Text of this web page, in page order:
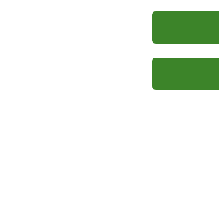
appuntamento con il Concerto di
condotto da Federica Panicucci.